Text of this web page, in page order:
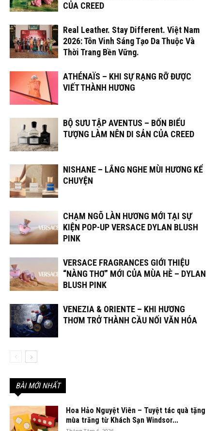
CỦA CREED
Real Leather. Stay Different. Việt Nam
2026: Tôn Vinh Sáng Tạo Da Thuộc Và
Thời Trang Bền Vững.
ATHÉNAÏS – KHI SỰ RẠNG RỠ ĐƯỢC
VIẾT THÀNH HƯƠNG
BỘ SƯU TẬP AVENTUS – BỐN BIỂU
TƯỢNG LÀM NÊN DI SẢN CỦA CREED
NISHANE – LẮNG NGHE MÙI HƯƠNG KỂ
CHUYỆN
CHẠM NGÕ LÀN HƯƠNG MỚI TẠI SỰ
KIỆN POP-UP VERSACE DYLAN BLUSH
PINK
VERSACE FRAGRANCES GIỚI THIỆU
“NÀNG THƠ” MỚI CỦA MÙA HÈ – DYLAN
BLUSH PINK
VENEZIA & ORIENTE – KHI HƯƠNG
THƠM TRỞ THÀNH CẦU NỐI VĂN HÓA
BÀI MỚI NHẤT
Hoa Hảo Nguyệt Viên – Tuyệt tác quà tặng
mùa trăng từ Khách Sạn Windsor...